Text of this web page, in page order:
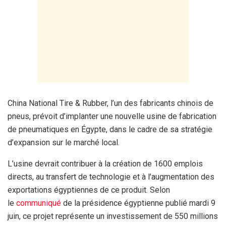
China National Tire & Rubber, l’un des fabricants chinois de
pneus, prévoit d’implanter une nouvelle usine de fabrication
de pneumatiques en Égypte, dans le cadre de sa stratégie
d’expansion sur le marché local.
L’usine devrait contribuer à la création de 1600 emplois
directs, au transfert de technologie et à l’augmentation des
exportations égyptiennes de ce produit. Selon
le communiqué de la présidence égyptienne publié mardi 9
juin, ce projet représente un investissement de 550 millions